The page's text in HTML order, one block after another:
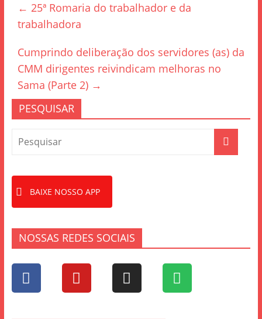
b
o
o
k
← 25ª Romaria do trabalhador e da
trabalhadora
Cumprindo deliberação dos servidores (as) da
CMM dirigentes reivindicam melhoras no
Sama (Parte 2) →
PESQUISAR
BAIXE NOSSO APP
NOSSAS REDES SOCIAIS